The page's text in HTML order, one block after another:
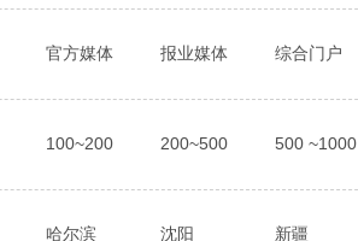
官方媒体 报业媒体 综合门户
100~200 200~500 500 ~1000
哈尔滨 沈阳 新疆